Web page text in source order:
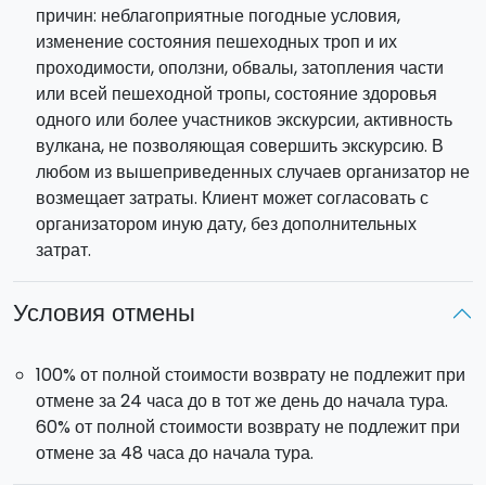
причин: неблагоприятные погодные условия,
изменение состояния пешеходных троп и их
проходимости, оползни, обвалы, затопления части
или всей пешеходной тропы, состояние здоровья
одного или более участников экскурсии, активность
вулкана, не позволяющая совершить экскурсию. В
любом из вышеприведенных случаев организатор не
возмещает затраты. Клиент может согласовать с
организатором иную дату, без дополнительных
затрат.
Условия отмены
100% от полной стоимости возврату не подлежит при
отмене за 24 часа до в тот же день до начала тура.
60% от полной стоимости возврату не подлежит при
отмене за 48 часа до начала тура.